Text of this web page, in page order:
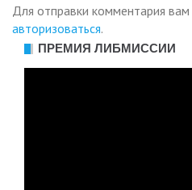
Для отправки комментария
авторизоваться.
ПРЕМИЯ ЛИБМИССИИ